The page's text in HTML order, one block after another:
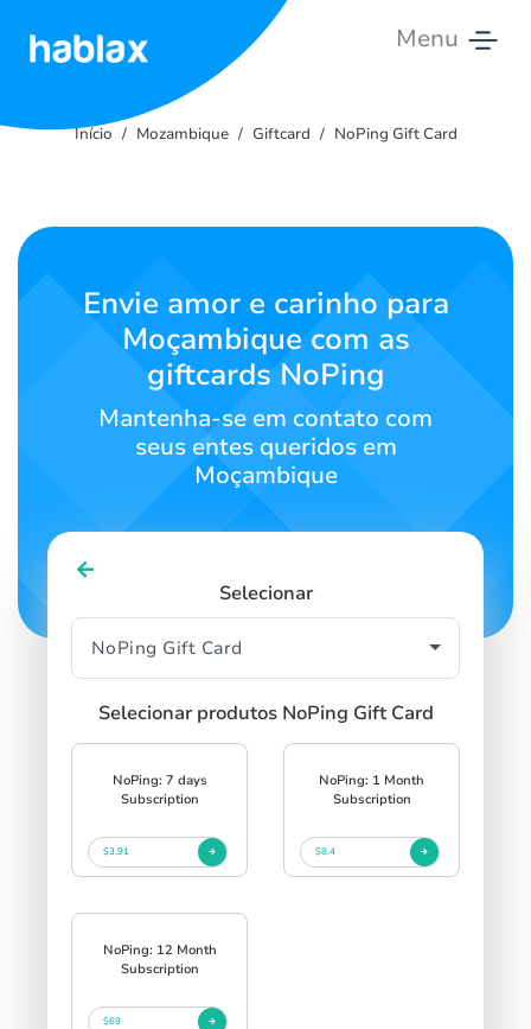
Menu
Tarifas
Contate-
Início Mozambique Giftcard NoPing Gift Card
Envie amor e carinho para
Moçambique com as
giftcards NoPing
Mantenha-se em contato com
seus entes queridos em
Moçambique
Selecionar
Selecionar produtos NoPing Gift Card
NoPing: 7 days
Subscription
$3.91
NoPing: 1 Month
Subscription
$8.4
NoPing: 12 Month
Subscription
$69